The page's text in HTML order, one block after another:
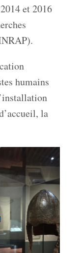
et 2016
humains
la